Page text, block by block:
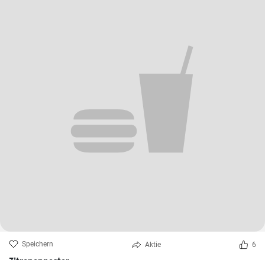
Speichern Aktie 6